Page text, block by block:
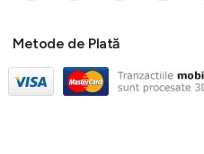
Metode de Plată